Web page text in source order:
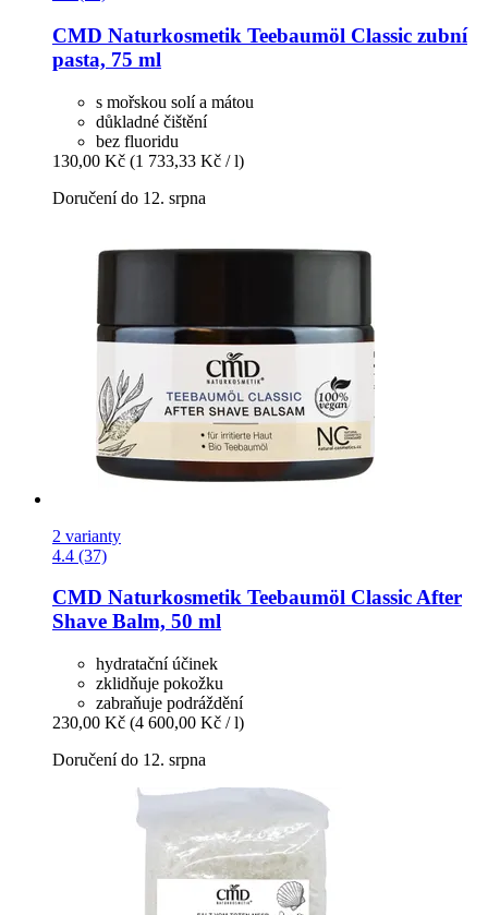
CMD Naturkosmetik Teebaumöl Classic zubní
pasta, 75 ml
s mořskou solí a mátou
důkladné čištění
bez fluoridu
130,00 Kč (1 733,33 Kč / l)
Doručení do 12. srpna
2 varianty
4.4 (37)
CMD Naturkosmetik Teebaumöl Classic After
Shave Balm, 50 ml
hydratační účinek
zklidňuje pokožku
zabraňuje podráždění
230,00 Kč (4 600,00 Kč / l)
Doručení do 12. srpna